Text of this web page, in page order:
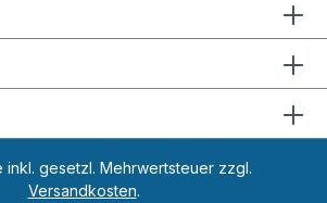
inkl. gesetzl. Mehrwertsteuer zzgl.
Versandkosten.